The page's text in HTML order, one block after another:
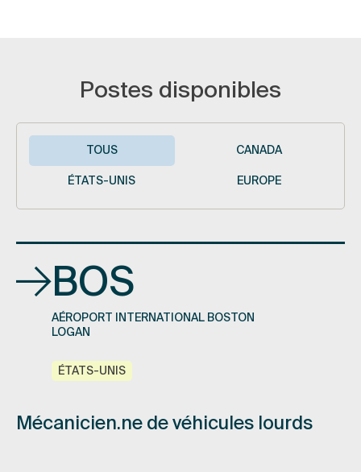
Postes disponibles
TOUS CANADA
ÉTATS-UNIS EUROPE
BOS
AÉROPORT INTERNATIONAL BOSTON
LOGAN
ÉTATS-UNIS
Mécanicien.ne de véhicules lourds